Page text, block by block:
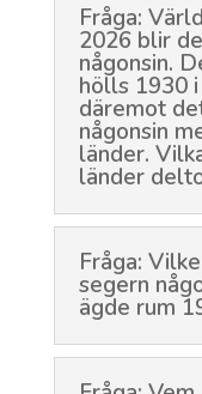
Fråga:
2026 blir
någonsin.
hölls 1930
däremot
någonsin
länder.
länder
Fråga:
segern
ägde rum